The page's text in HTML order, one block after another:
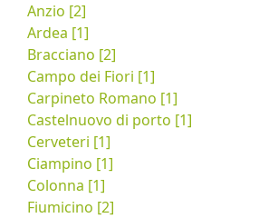
Anzio [2]
Ardea [1]
Bracciano [2]
Campo dei Fiori [1]
Carpineto Romano [1]
Castelnuovo di porto [1]
Cerveteri [1]
Ciampino [1]
Colonna [1]
Fiumicino [2]